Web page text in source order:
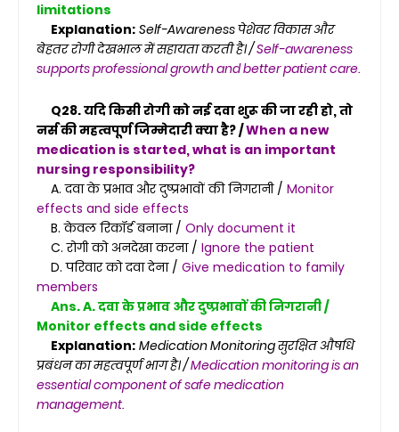
limitations
Explanation: Self-Awareness पेशेवर विकास और
बेहतर रोगी देखभाल में सहायता करती है। /Self-awareness
supports professional growth and better patient care.
Q28. यदि किसी रोगी को नई दवा शुरू की जा रही हो, तो
नर्स की महत्वपूर्ण जिम्मेदारी क्या है? /When a new
medication is started, what is an important
nursing responsibility?
A. दवा के प्रभाव और दुष्प्रभावों की निगरानी / Monitor
effects and side effects
B. केवल रिकॉर्ड बनाना / Only document it
C. रोगी को अनदेखा करना / Ignore the patient
D. परिवार को दवा देना / Give medication to family
members
Ans. A. दवा के प्रभाव और दुष्प्रभावों की निगरानी /
Monitor effects and side effects
Explanation: Medication Monitoring सुरक्षित औषधि
प्रबंधन का महत्वपूर्ण भाग है। /Medication monitoring is an
essential component of safe medication
management.